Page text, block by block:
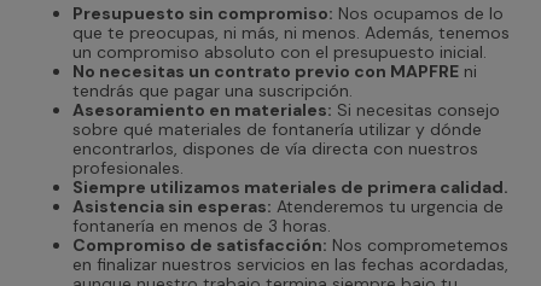
Presupuesto sin compromiso: Nos ocupamos de lo
que te preocupas, ni más, ni menos. Además, tenemos
un compromiso absoluto con el presupuesto inicial.
No necesitas un contrato previo con MAPFRE ni
tendrás que pagar una suscripción.
Asesoramiento en materiales: Si necesitas consejo
sobre qué materiales de fontanería utilizar y dónde
encontrarlos, dispones de vía directa con nuestros
profesionales.
Siempre utilizamos materiales de primera calidad.
Asistencia sin esperas: Atenderemos tu urgencia de
fontanería en menos de 3 horas.
Compromiso de satisfacción: Nos comprometemos
en finalizar nuestros servicios en las fechas acordadas,